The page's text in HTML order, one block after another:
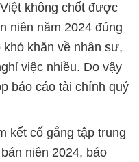
không chốt được
niên năm 2024 đúng
khăn về nhân sư,
việc nhiều. Do vậy
báo cáo tài chính quý
kết cố gắng tập trung
niên 2024, báo